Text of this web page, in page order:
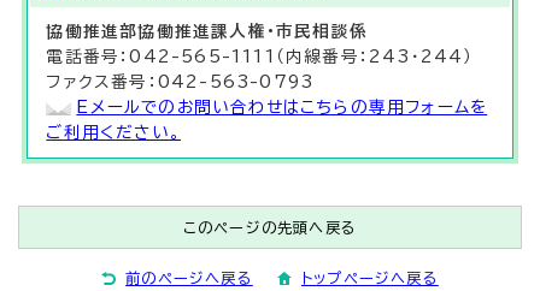
協働推進部協働推進課 人権・市民相談係
電話番号：042-565-1111（内線番号：243・244）
ファクス番号：042-563-0793
Eメールでのお問い合わせはこちらの専用フォームを
ご利用ください。
このページの先頭へ戻る
前のページへ戻る トップページへ戻る